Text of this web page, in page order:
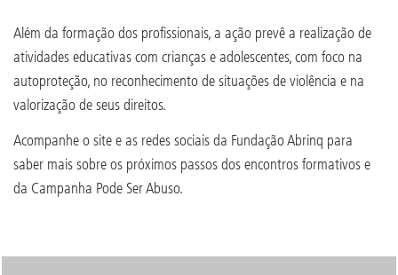
Além da formação dos profissionais, a ação prevê a realização de
atividades educativas com crianças e adolescentes, com foco na
autoproteção, no reconhecimento de situações de violência e na
valorização de seus direitos.
Acompanhe o site e as redes sociais da Fundação Abrinq para
saber mais sobre os próximos passos dos encontros formativos e
da Campanha Pode Ser Abuso.